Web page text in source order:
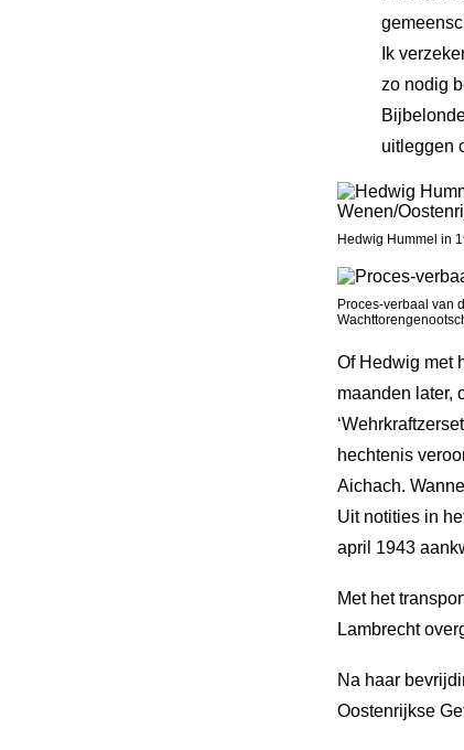
Ik
zo nodig
uitleggen
Hedwig Hummel in
Proces-verbaal van
Of Hedwig met
maanden later,
hechtenis
Aichach.
Uit notities in
april 1943
Met het
Lambrecht
Na haar
Oostenrijkse